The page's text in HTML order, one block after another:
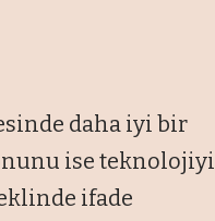
daha iyi bir
ise teknolojiyi
ifade